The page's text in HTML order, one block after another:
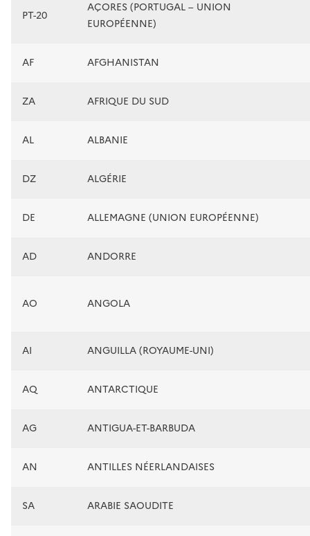
PT-20
AÇORES (PORTUGAL – UNION
EUROPÉENNE)
AF AFGHANISTAN
ZA AFRIQUE DU SUD
AL ALBANIE
DZ ALGÉRIE
DE ALLEMAGNE (UNION EUROPÉENNE)
AD ANDORRE
AO ANGOLA
AI ANGUILLA (ROYAUME-UNI)
AQ ANTARCTIQUE
AG ANTIGUA-ET-BARBUDA
AN ANTILLES NÉERLANDAISES
SA ARABIE SAOUDITE